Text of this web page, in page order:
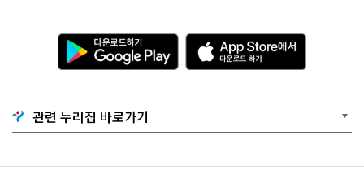
다
운
로
기
G
o
g
A
p
p
e
서
관련 누리집 바로가기